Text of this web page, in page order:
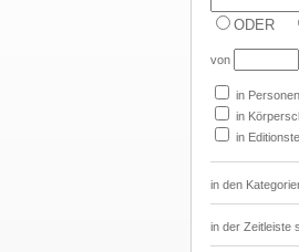
ODER
von
in
in
in
in den
in der Zeitleiste